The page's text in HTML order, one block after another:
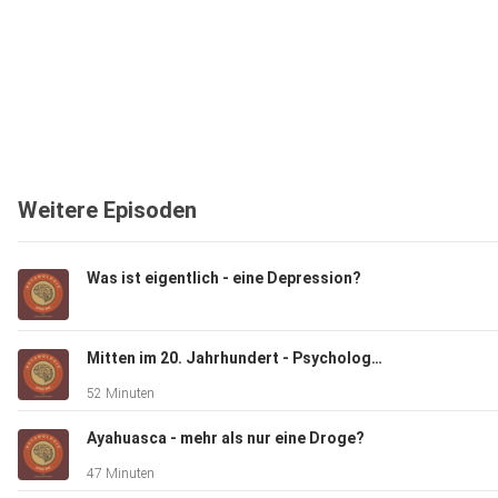
Weitere Episoden
Was ist eigentlich - eine Depression?
Mitten im 20. Jahrhundert - Psychologie im Wandel
52 Minuten
Ayahuasca - mehr als nur eine Droge?
47 Minuten